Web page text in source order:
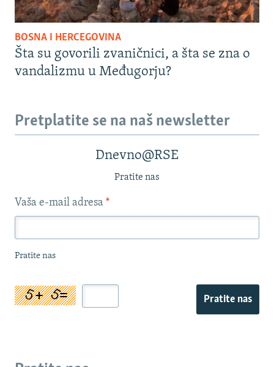
BOSNA I HERCEGOVINA
Šta su govorili zvaničnici, a šta se zna o
vandalizmu u Međugorju?
Pretplatite se na naš newsletter
Dnevno@RSE
Pratite nas
Vaša e-mail adresa *
Pratite nas
Pratite nas